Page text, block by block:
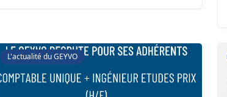
L'actualité du GEYVO